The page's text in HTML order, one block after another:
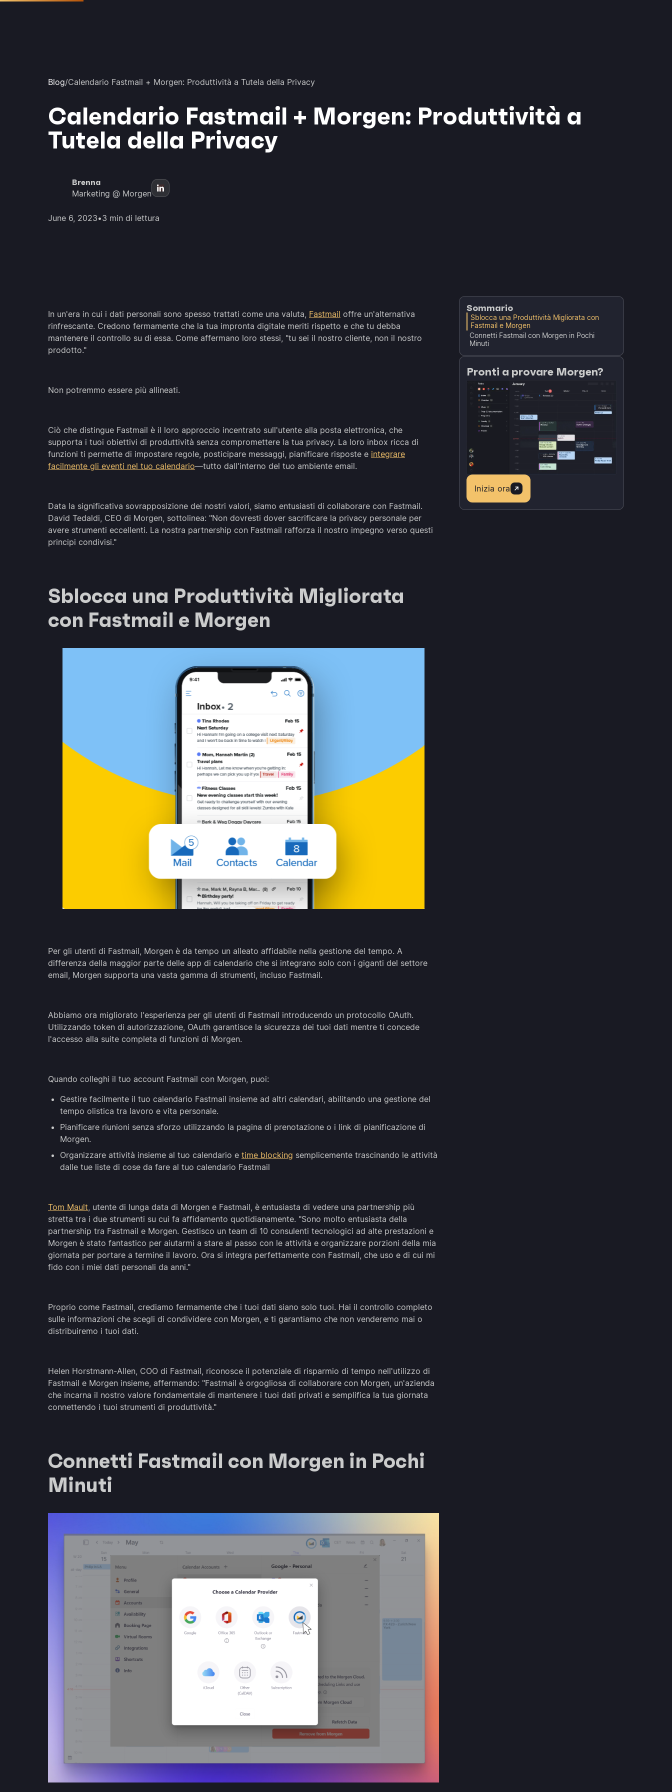
Blog/Calendario Fastmail + Morgen: Produttività a Tutela della Privacy
Calendario Fastmail + Morgen: Produttività a
Tutela della Privacy
Brenna
Marketing @ Morgen
June 6, 2023•3 min di lettura
In un'era in cui i dati personali sono spesso trattati come una valuta, Fastmail offre un'alternativa
rinfrescante. Credono fermamente che la tua impronta digitale meriti rispetto e che tu debba
mantenere il controllo su di essa. Come affermano loro stessi, "tu sei il nostro cliente, non il nostro
prodotto."
Non potremmo essere più allineati.
Ciò che distingue Fastmail è il loro approccio incentrato sull'utente alla posta elettronica, che
supporta i tuoi obiettivi di produttività senza compromettere la tua privacy. La loro inbox ricca di
funzioni ti permette di impostare regole, posticipare messaggi, pianificare risposte e integrare
facilmente gli eventi nel tuo calendario—tutto dall'interno del tuo ambiente email.
Data la significativa sovrapposizione dei nostri valori, siamo entusiasti di collaborare con Fastmail.
David Tedaldi, CEO di Morgen, sottolinea: "Non dovresti dover sacrificare la privacy personale per
avere strumenti eccellenti. La nostra partnership con Fastmail rafforza il nostro impegno verso questi
principi condivisi."
Sblocca una Produttività Migliorata
con Fastmail e Morgen
Per gli utenti di Fastmail, Morgen è da tempo un alleato affidabile nella gestione del tempo. A
differenza della maggior parte delle app di calendario che si integrano solo con i giganti del settore
email, Morgen supporta una vasta gamma di strumenti, incluso Fastmail.
Abbiamo ora migliorato l'esperienza per gli utenti di Fastmail introducendo un protocollo OAuth.
Utilizzando token di autorizzazione, OAuth garantisce la sicurezza dei tuoi dati mentre ti concede
l'accesso alla suite completa di funzioni di Morgen.
Quando colleghi il tuo account Fastmail con Morgen, puoi:
Gestire facilmente il tuo calendario Fastmail insieme ad altri calendari, abilitando una gestione del
tempo olistica tra lavoro e vita personale.
Pianificare riunioni senza sforzo utilizzando la pagina di prenotazione o i link di pianificazione di
Morgen.
Organizzare attività insieme al tuo calendario e time blocking semplicemente trascinando le attività
dalle tue liste di cose da fare al tuo calendario Fastmail
Tom Mault, utente di lunga data di Morgen e Fastmail, è entusiasta di vedere una partnership più
stretta tra i due strumenti su cui fa affidamento quotidianamente. "Sono molto entusiasta della
partnership tra Fastmail e Morgen. Gestisco un team di 10 consulenti tecnologici ad alte prestazioni e
Morgen è stato fantastico per aiutarmi a stare al passo con le attività e organizzare porzioni della mia
giornata per portare a termine il lavoro. Ora si integra perfettamente con Fastmail, che uso e di cui mi
fido con i miei dati personali da anni."
Proprio come Fastmail, crediamo fermamente che i tuoi dati siano solo tuoi. Hai il controllo completo
sulle informazioni che scegli di condividere con Morgen, e ti garantiamo che non venderemo mai o
distribuiremo i tuoi dati.
Helen Horstmann-Allen, COO di Fastmail, riconosce il potenziale di risparmio di tempo nell'utilizzo di
Fastmail e Morgen insieme, affermando: "Fastmail è orgogliosa di collaborare con Morgen, un'azienda
che incarna il nostro valore fondamentale di mantenere i tuoi dati privati e semplifica la tua giornata
connettendo i tuoi strumenti di produttività."
Connetti Fastmail con Morgen in Pochi
Minuti
Sommario
Sblocca una Produttività Migliorata con
Fastmail e Morgen
Connetti Fastmail con Morgen in Pochi
Minuti
Pronti a provare Morgen?
Inizia ora